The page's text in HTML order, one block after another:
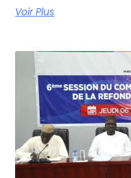
Voir Plus